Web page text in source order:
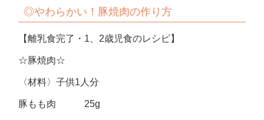
◎やわらかい！豚焼肉の作り方
【離乳食完了・1、2歳児食のレシピ】
☆豚焼肉☆
〈材料〉子供1人分
豚もも肉 25g